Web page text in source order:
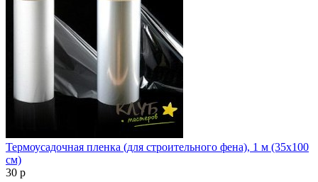
Термоусадочная пленка (для строительного фена), 1 м (35х100
см)
30 p